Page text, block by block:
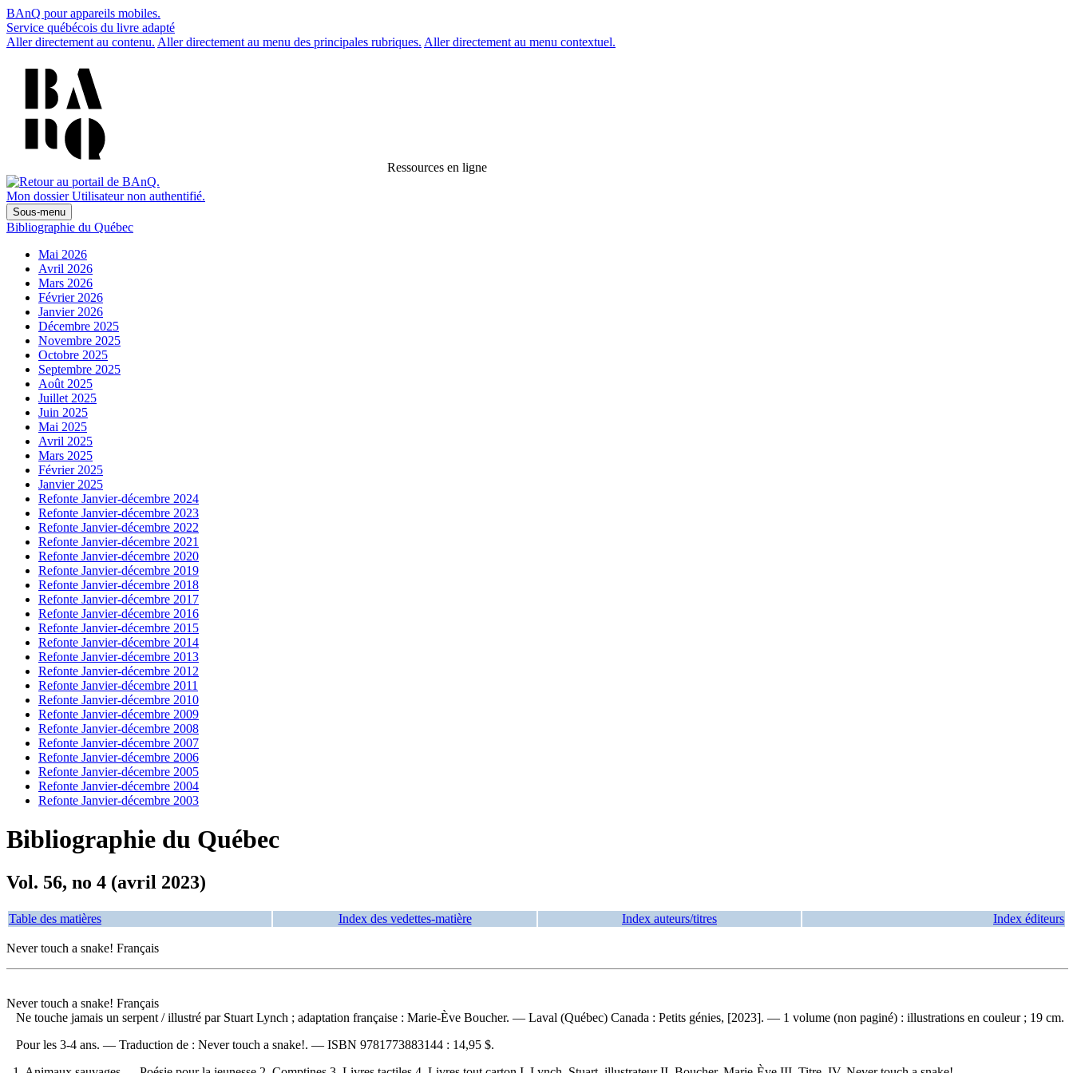
BAnQ pour appareils mobiles.
Service québécois du livre adapté
Aller directement au contenu. Aller directement au menu des principales rubriques. Aller directement au menu contextuel.
Ressources en ligne
Mon dossier Utilisateur non authentifié.
Sous-menu
Bibliographie du Québec
Mai 2026
Avril 2026
Mars 2026
Février 2026
Janvier 2026
Décembre 2025
Novembre 2025
Octobre 2025
Septembre 2025
Août 2025
Juillet 2025
Juin 2025
Mai 2025
Avril 2025
Mars 2025
Février 2025
Janvier 2025
Refonte Janvier-décembre 2024
Refonte Janvier-décembre 2023
Refonte Janvier-décembre 2022
Refonte Janvier-décembre 2021
Refonte Janvier-décembre 2020
Refonte Janvier-décembre 2019
Refonte Janvier-décembre 2018
Refonte Janvier-décembre 2017
Refonte Janvier-décembre 2016
Refonte Janvier-décembre 2015
Refonte Janvier-décembre 2014
Refonte Janvier-décembre 2013
Refonte Janvier-décembre 2012
Refonte Janvier-décembre 2011
Refonte Janvier-décembre 2010
Refonte Janvier-décembre 2009
Refonte Janvier-décembre 2008
Refonte Janvier-décembre 2007
Refonte Janvier-décembre 2006
Refonte Janvier-décembre 2005
Refonte Janvier-décembre 2004
Refonte Janvier-décembre 2003
Bibliographie du Québec
Vol. 56, no 4 (avril 2023)
Table des matières Index des vedettes-matière Index auteurs/titres Index éditeurs
Never touch a snake! Français
Never touch a snake! Français
Ne touche jamais un serpent / illustré par Stuart Lynch ; adaptation française : Marie-Ève Boucher. — Laval (Québec) Canada : Petits génies, [2023]. — 1 volume (non paginé) : illustrations en couleur ; 19 cm.
Pour les 3-4 ans. — Traduction de : Never touch a snake!. — ISBN 9781773883144 : 14,95 $.